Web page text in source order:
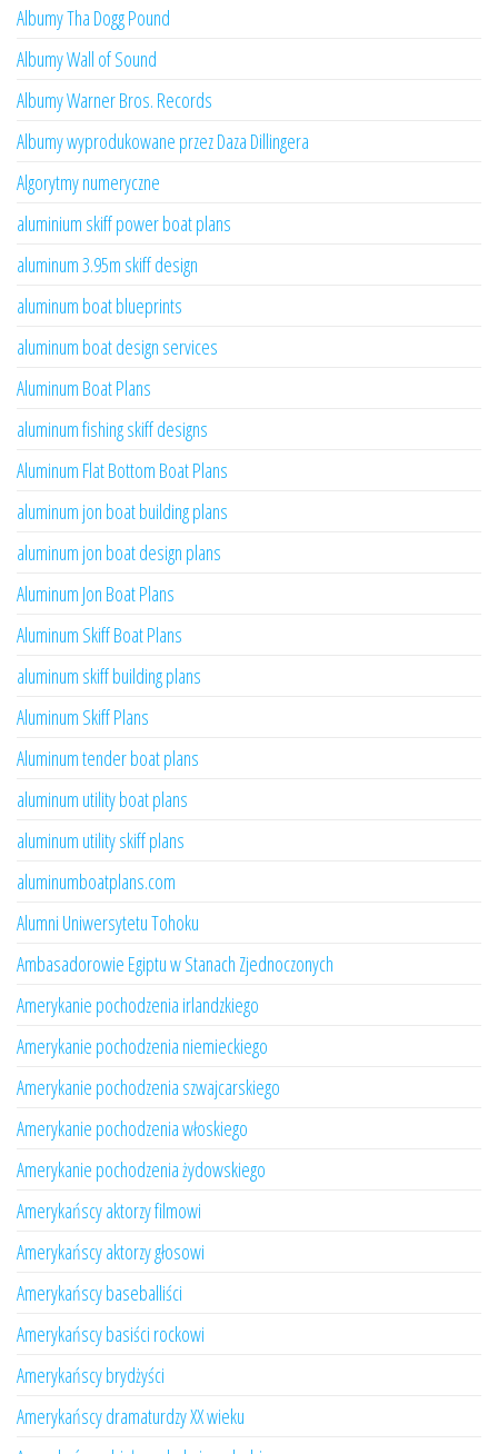
Albumy Tha Dogg Pound
Albumy Wall of Sound
Albumy Warner Bros. Records
Albumy wyprodukowane przez Daza Dillingera
Algorytmy numeryczne
aluminium skiff power boat plans
aluminum 3.95m skiff design
aluminum boat blueprints
aluminum boat design services
Aluminum Boat Plans
aluminum fishing skiff designs
Aluminum Flat Bottom Boat Plans
aluminum jon boat building plans
aluminum jon boat design plans
Aluminum Jon Boat Plans
Aluminum Skiff Boat Plans
aluminum skiff building plans
Aluminum Skiff Plans
Aluminum tender boat plans
aluminum utility boat plans
aluminum utility skiff plans
aluminumboatplans.com
Alumni Uniwersytetu Tohoku
Ambasadorowie Egiptu w Stanach Zjednoczonych
Amerykanie pochodzenia irlandzkiego
Amerykanie pochodzenia niemieckiego
Amerykanie pochodzenia szwajcarskiego
Amerykanie pochodzenia włoskiego
Amerykanie pochodzenia żydowskiego
Amerykańscy aktorzy filmowi
Amerykańscy aktorzy głosowi
Amerykańscy baseballiści
Amerykańscy basiści rockowi
Amerykańscy brydżyści
Amerykańscy dramaturdzy XX wieku